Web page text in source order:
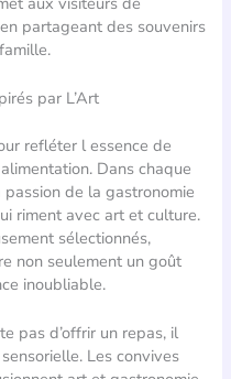
partageant des souvenirs
par L’Art
refléter l essence de
Dans chaque
de la gastronomie
riment avec art et culture.
sélectionnés,
non seulement un goût
inoubliable.
pas d’offrir un repas, il
Les convives